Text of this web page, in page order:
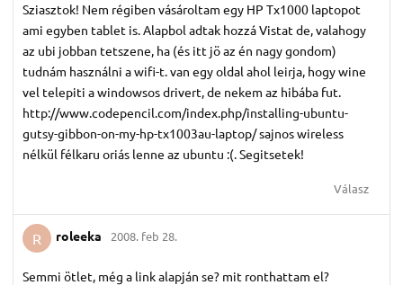
Sziasztok! Nem régiben vásároltam egy HP Tx1000 laptopot
ami egyben tablet is. Alapbol adtak hozzá Vistat de, valahogy
az ubi jobban tetszene, ha (és itt jö az én nagy gondom)
tudnám használni a wifi-t. van egy oldal ahol leirja, hogy wine
vel telepiti a windowsos drivert, de nekem az hibába fut.
http://www.codepencil.com/index.php/installing-ubuntu-
gutsy-gibbon-on-my-hp-tx1003au-laptop/ sajnos wireless
nélkül félkaru oriás lenne az ubuntu :(. Segitsetek!
Válasz
R roleeka 2008. feb 28.
Semmi ötlet, még a link alapján se? mit ronthattam el?